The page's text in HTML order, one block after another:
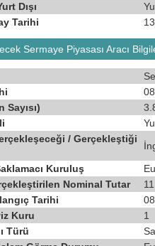
Dışı
Tarihi
Sermaye Piyasası Aracı
Sayısı)
/ Gerçekleştiği
Kuruluş
Nominal Tutar
Tarihi
Kuru
1
Türü